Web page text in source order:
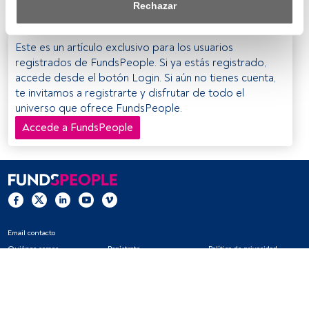
datos para proporcionar:
Utilizar datos de localización geográfica precisa. Analizar
activamente las características del dispositivo para su
identificación. Almacenar la información en un dispositivo
y/o acceder a ella.
Lista de asociados (proveedores)
Rechazar
Este es un artículo exclusivo para los usuarios
registrados de FundsPeople. Si ya estás registrado,
accede desde el botón Login. Si aún no tienes cuenta,
te invitamos a registrarte y disfrutar de todo el
universo que ofrece FundsPeople.
Accede a FundsPeople
Email contacto
Quiénes somos
Regístrate
Política de privacidad